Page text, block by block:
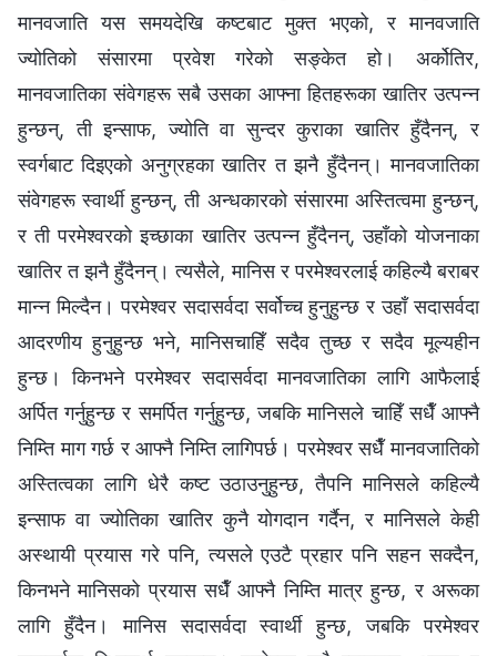
मानवजाति यस समयदेखि कष्टबाट मुक्त भएको, र मानवजाति
ज्योतिको संसारमा प्रवेश गरेको सङ्केत हो। अर्कोतिर,
मानवजातिका संवेगहरू सबै उसका आफ्ना हितहरूका खातिर उत्पन्‍न
हुन्छन्, ती इन्साफ, ज्योति वा सुन्दर कुराका खातिर हुँदैनन्, र
स्वर्गबाट दिइएको अनुग्रहका खातिर त झनै हुँदैनन्। मानवजातिका
संवेगहरू स्वार्थी हुन्छन्, ती अन्धकारको संसारमा अस्तित्वमा हुन्छन्,
र ती परमेश्‍वरको इच्छाका खातिर उत्पन्न हुँदैनन्, उहाँको योजनाका
खातिर त झनै हुँदैनन्। त्यसैले, मानिस र परमेश्‍वरलाई कहिल्यै बराबर
मान्न मिल्दैन। परमेश्‍वर सदासर्वदा सर्वोच्‍च हुनुहुन्छ र उहाँ सदासर्वदा
आदरणीय हुनुहुन्छ भने, मानिसचाहिँ सदैव तुच्छ र सदैव मूल्यहीन
हुन्छ। किनभने परमेश्‍वर सदासर्वदा मानवजातिका लागि आफैलाई
अर्पित गर्नुहुन्छ र समर्पित गर्नुहुन्छ, जबकि मानिसले चाहिँ सधैँ आफ्नै
निम्ति माग गर्छ र आफ्नै निम्ति लागिपर्छ। परमेश्‍वर सधैँ मानवजातिको
अस्तित्वका लागि धेरै कष्ट उठाउनुहुन्छ, तैपनि मानिसले कहिल्यै
इन्साफ वा ज्योतिका खातिर कुनै योगदान गर्दैन, र मानिसले केही
अस्थायी प्रयास गरे पनि, त्यसले एउटै प्रहार पनि सहन सक्दैन,
किनभने मानिसको प्रयास सधैँ आफ्नै निम्ति मात्र हुन्छ, र अरूका
लागि हुँदैन। मानिस सदासर्वदा स्वार्थी हुन्छ, जबकि परमेश्‍वर